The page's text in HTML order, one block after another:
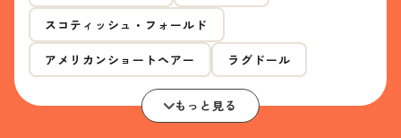
スコティッシュ・フォールド
アメリカンショートヘアー ラグドール
もっと見る